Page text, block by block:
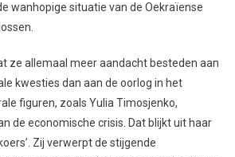
wanhopige situatie van de Oekraïense
ze allemaal meer aandacht besteden aan
kwesties dan aan de oorlog in het
figuren, zoals Yulia Timosjenko,
de economische crisis. Dat blijkt uit haar
Zij verwerpt de stijgende